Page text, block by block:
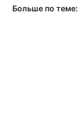
Больше по теме: